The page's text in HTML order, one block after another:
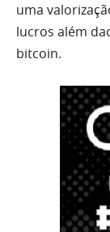
uma
lucros além
bitcoin.